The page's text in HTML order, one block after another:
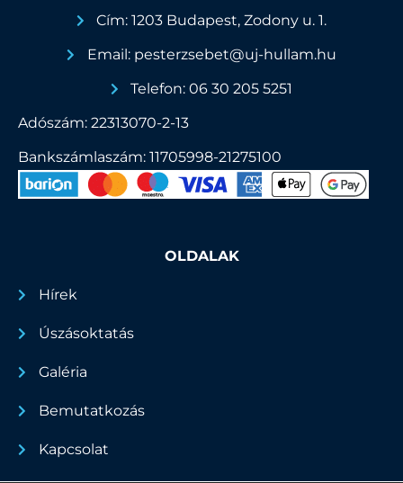
Cím: 1203 Budapest, Zodony u. 1.
Email: pesterzsebet@uj-hullam.hu
Telefon: 06 30 205 5251
Adószám: 22313070-2-13
Bankszámlaszám: 11705998-21275100
OLDALAK
Hírek
Úszásoktatás
Galéria
Bemutatkozás
Kapcsolat